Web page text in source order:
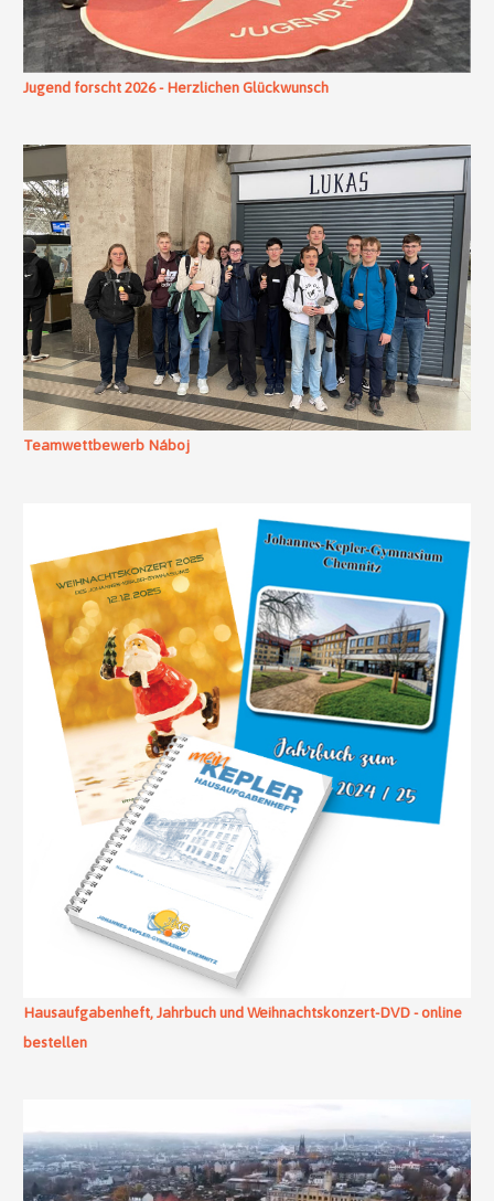
Jugend forscht 2026 - Herzlichen Glückwunsch
Teamwettbewerb Náboj
Hausaufgabenheft, Jahrbuch und Weihnachtskonzert-DVD - online
bestellen